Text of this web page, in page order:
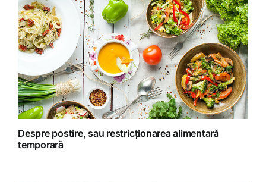
Homeopatie
Retete fructariene
Retete preparate
Retete Raw (nepreparate termic)
Despre postire, sau restricționarea alimentară
temporară